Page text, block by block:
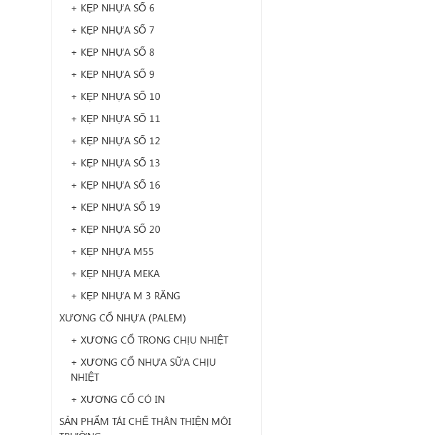
+ KẸP NHỰA SỐ 6
+ KẸP NHỰA SỐ 7
+ KẸP NHỰA SỐ 8
+ KẸP NHỰA SỐ 9
+ KẸP NHỰA SỐ 10
+ KẸP NHỰA SỐ 11
+ KẸP NHỰA SỐ 12
+ KẸP NHỰA SỐ 13
+ KẸP NHỰA SỐ 16
+ KẸP NHỰA SỐ 19
+ KẸP NHỰA SỐ 20
+ KẸP NHỰA M55
+ KẸP NHỰA MEKA
+ KẸP NHỰA M 3 RĂNG
XƯƠNG CỔ NHỰA (PALEM)
+ XƯƠNG CỔ TRONG CHỊU NHIỆT
+ XƯƠNG CỔ NHỰA SỮA CHỊU
NHIỆT
+ XƯƠNG CỔ CÓ IN
SẢN PHẨM TÁI CHẾ THÂN THIỆN MÔI